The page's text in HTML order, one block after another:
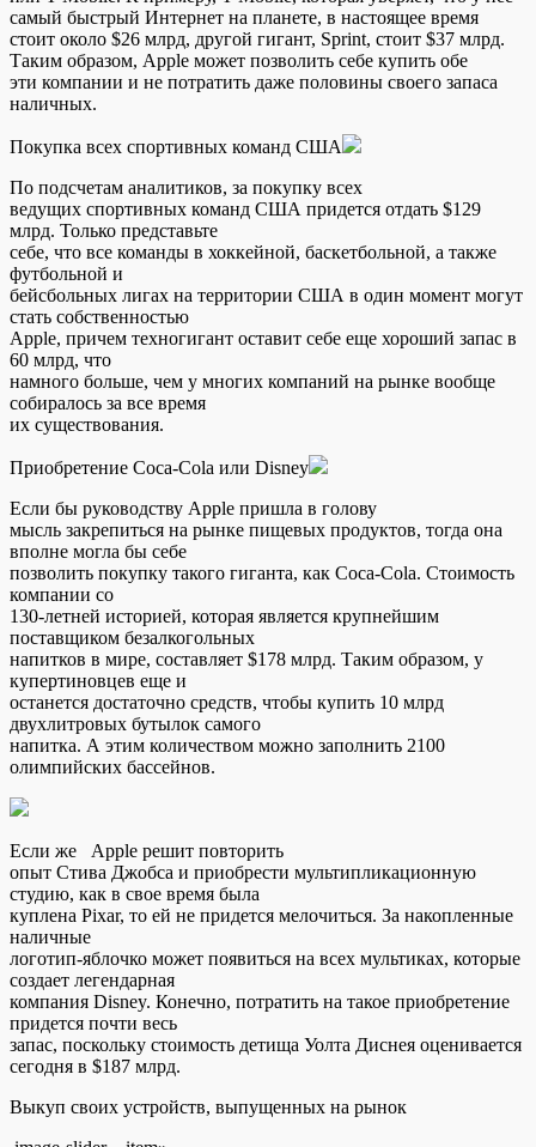
самый быстрый Интернет на планете, в настоящее время
стоит около $26 млрд, другой гигант, Sprint, стоит $37 млрд.
Таким образом, Apple может позволить себе купить обе
эти компании и не потратить даже половины своего запаса
наличных.
Покупка всех спортивных команд США
По подсчетам аналитиков, за покупку всех
ведущих спортивных команд США придется отдать $129
млрд. Только представьте
себе, что все команды в хоккейной, баскетбольной, а также
футбольной и
бейсбольных лигах на территории США в один момент могут
стать собственностью
Apple, причем техногигант оставит себе еще хороший запас в
60 млрд, что
намного больше, чем у многих компаний на рынке вообще
собиралось за все время
их существования.
Приобретение Coca-Cola или Disney
Если бы руководству Apple пришла в голову
мысль закрепиться на рынке пищевых продуктов, тогда она
вполне могла бы себе
позволить покупку такого гиганта, как Coca-Cola. Стоимость
компании со
130-летней историей, которая является крупнейшим
поставщиком безалкогольных
напитков в мире, составляет $178 млрд. Таким образом, у
купертиновцев еще и
останется достаточно средств, чтобы купить 10 млрд
двухлитровых бутылок самого
напитка. А этим количеством можно заполнить 2100
олимпийских бассейнов.
Если же Apple решит повторить
опыт Стива Джобса и приобрести мультипликационную
студию, как в свое время была
куплена Pixar, то ей не придется мелочиться. За накопленные
наличные
логотип-яблочко может появиться на всех мультиках, которые
создает легендарная
компания Disney. Конечно, потратить на такое приобретение
придется почти весь
запас, поскольку стоимость детища Уолта Диснея оценивается
сегодня в $187 млрд.
Выкуп своих устройств, выпущенных на рынок